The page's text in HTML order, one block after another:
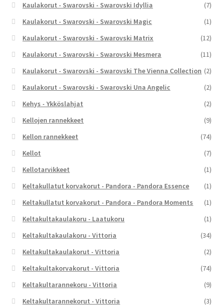
Kaulakorut - Swarovski - Swarovski Idyllia
(7)
Kaulakorut - Swarovski - Swarovski Magic
(1)
Kaulakorut - Swarovski - Swarovski Matrix
(12)
Kaulakorut - Swarovski - Swarovski Mesmera
(11)
Kaulakorut - Swarovski - Swarovski The Vienna Collection (2)
Kaulakorut - Swarovski - Swarovski Una Angelic
(2)
Kehys - Ykköslahjat
(2)
Kellojen rannekkeet
(9)
Kellon rannekkeet
(74)
Kellot
(7)
Kellotarvikkeet
(1)
Keltakullatut korvakorut - Pandora - Pandora Essence
(1)
Keltakullatut korvakorut - Pandora - Pandora Moments
(1)
Keltakultakaulakoru - Laatukoru
(1)
Keltakultakaulakoru - Vittoria
(34)
Keltakultakaulakorut - Vittoria
(2)
Keltakultakorvakorut - Vittoria
(74)
Keltakultarannekoru - Vittoria
(9)
Keltakultarannekorut - Vittoria
(3)